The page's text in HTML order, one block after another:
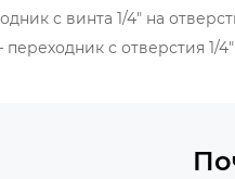
с винта 1/4" на
с отверстия 1/